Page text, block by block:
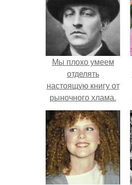
Мы плохо умеем
отделять
настоящую книгу от
рыночного хлама.